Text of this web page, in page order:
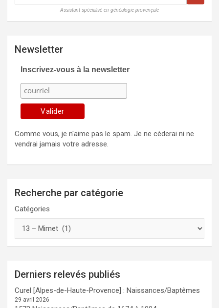
Assistant spécialisé en généalogie provençale
Newsletter
Inscrivez-vous à la newsletter
Comme vous, je n'aime pas le spam. Je ne cèderai ni ne
vendrai jamais votre adresse.
Recherche par catégorie
Catégories
Derniers relevés publiés
Curel [Alpes-de-Haute-Provence] : Naissances/Baptêmes
29 avril 2026